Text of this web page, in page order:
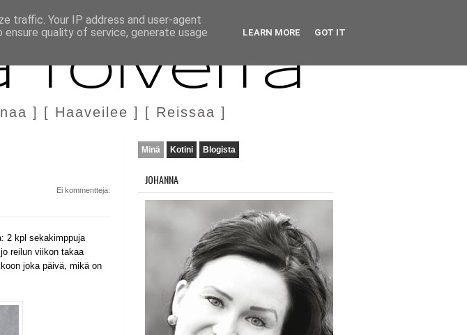
Toiveita
] [ Haaveilee ] [ Reissaa ]
Ei kommentteja:
2 kpl sekakimppuja
reilun viikon takaa
joka päivä, mikä on
Minä Kotini Blogista
JOHANNA
traffic. Your IP address and user-agent
quality of service, generate usage
LEARN MORE GOT IT